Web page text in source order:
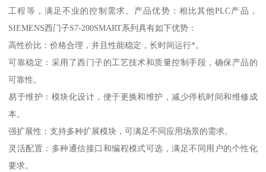
工程等，满足不业的控制需求。产品优势：相比其他PLC产品，
SIEMENS西门子S7-200SMART系列具有如下优势：
高性价比：价格合理，并且性能稳定，长时间运行*。
可靠稳定：采用了西门子的工艺技术和质量控制手段，确保产品的
可靠性。
易于维护：模块化设计，便于更换和维护，减少停机时间和维修成
本。
强扩展性：支持多种扩展模块，可满足不同应用场景的需求。
灵活配置：多种通信接口和编程模式可选，满足不同用户的个性化
要求。